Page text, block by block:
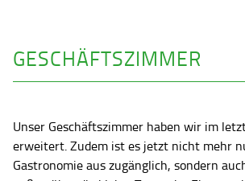
GESCHÄFTSZIMMER
Unser Geschäftszimmer haben wir im
erweitert. Zudem ist es jetzt nicht mehr
Gastronomie aus zugänglich, sondern